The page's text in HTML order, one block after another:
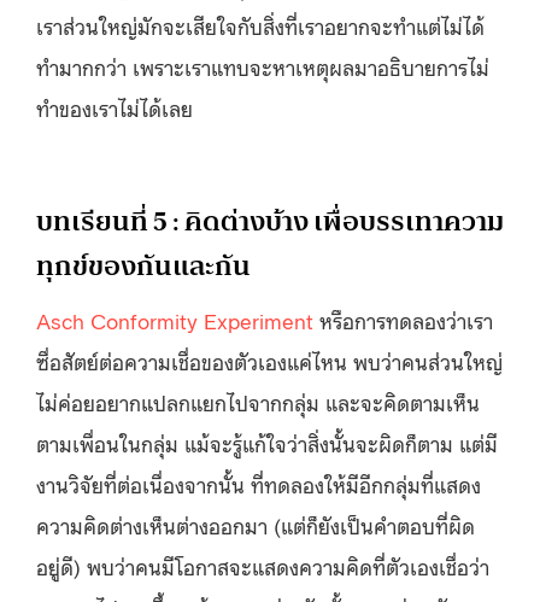
เราส่วนใหญ่มักจะเสียใจกับสิ่งที่เราอยากจะทำแต่ไม่ได้
ทำมากกว่า เพราะเราแทบจะหาเหตุผลมาอธิบายการไม่
ทำของเราไม่ได้เลย
บทเรียนที่ 5 : คิดต่างบ้าง เพื่อบรรเทาความ
ทุกข์ของกันและกัน
Asch Conformity Experiment หรือการทดลองว่าเรา
ซื่อสัตย์ต่อความเชื่อของตัวเองแค่ไหน พบว่าคนส่วนใหญ่
ไม่ค่อยอยากแปลกแยกไปจากกลุ่ม และจะคิดตามเห็น
ตามเพื่อนในกลุ่ม แม้จะรู้แก้ใจว่าสิ่งนั้นจะผิดก็ตาม แต่มี
งานวิจัยที่ต่อเนื่องจากนั้น ที่ทดลองให้มีอีกกลุ่มที่แสดง
ความคิดต่างเห็นต่างออกมา (แต่ก็ยังเป็นคำตอบที่ผิด
อยู่ดี) พบว่าคนมีโอกาสจะแสดงความคิดที่ตัวเองเชื่อว่า